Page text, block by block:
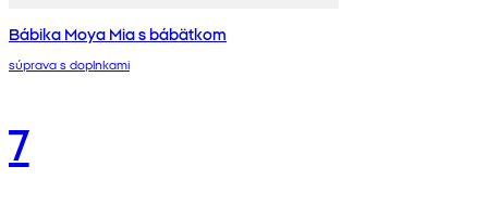
Bábika Moya Mia s bábätkom
súprava s doplnkami
7